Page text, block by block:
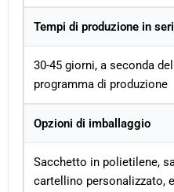
Tempi di produzione in
30-45 giorni, a seconda
programma di produzione
Opzioni di imballaggio
Sacchetto in polietilene,
cartellino personalizzato,